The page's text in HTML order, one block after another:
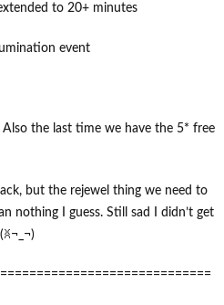
to 20+ minutes
event
the last time we have the 5* free
but the rejewel thing we need to
nothing I guess. Still sad I didn’t get